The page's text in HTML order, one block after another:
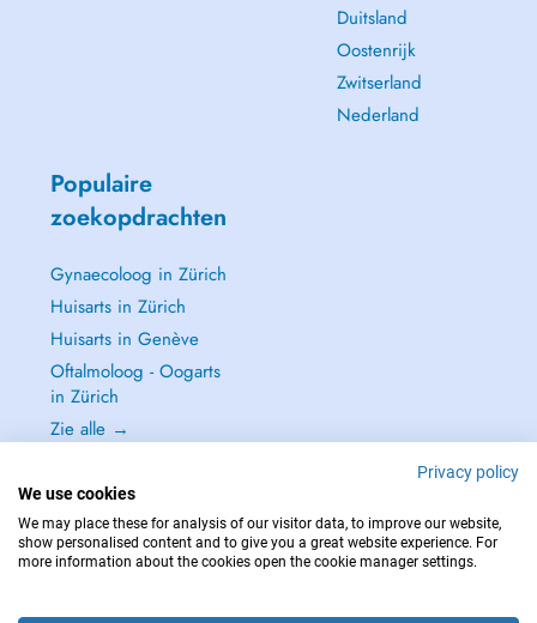
Duitsland
Oostenrijk
Zwitserland
Nederland
Populaire
zoekopdrachten
Gynaecoloog in Zürich
Huisarts in Zürich
Huisarts in Genève
Oftalmoloog - Oogarts
in Zürich
Zie alle →
NEEM IN GEVAL VAN NOOD CONTACT OP MET : 144
Privacy policy
We use cookies
We may place these for analysis of our visitor data, to improve our website,
show personalised content and to give you a great website experience. For
more information about the cookies open the cookie manager settings.